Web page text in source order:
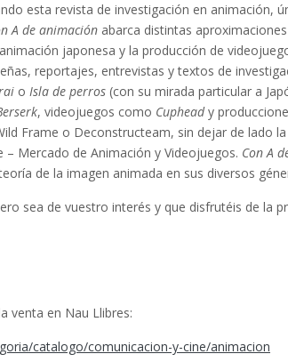
esta revista de investigación en animación,
A de animación abarca distintas
japonesa y la producción de
reportajes, entrevistas y textos de
o Isla de perros (con su mirada particular a
, videojuegos como Cupheady
Frame o Deconstructeam, sin dejar de lado
Mercado de Animación y Videojuegos. Con A
de la imagen animada en sus diversos
sea de vuestro interés y que disfrutéis de la
venta en Nau Llibres:
catalogo/comunicacion-y-cine/animacion